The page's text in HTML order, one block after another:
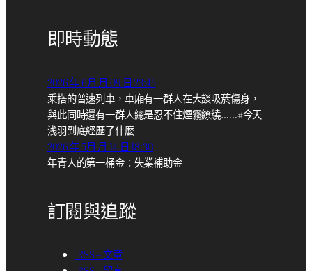
即時動態
2026 年 6月 月 09 日 23:45
乘搭的普速列車，車廂有一群人在大談吸菸傷身，
與此同時還有一群人總是忍不住煙霧繚繞……#今天
浅羽到底經歷了什麼
2026 年 5月 月 14 日 18:30
年青人的第一桶金：失業補助金
訂閱與追蹤
RSS – 文章